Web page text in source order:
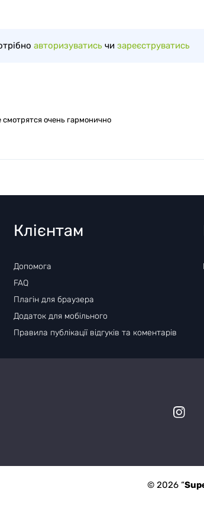
авторизуватись чи зареєструватись
очень гармонично
Клієнтам
Допомога
FAQ
Плагін для браузера
Додаток для мобільного
Правила публікації відгуків та коментарів
© 2026 “